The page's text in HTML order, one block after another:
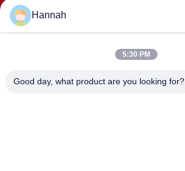
Hannah
5:30 PM
Good day, what product are you looking for?